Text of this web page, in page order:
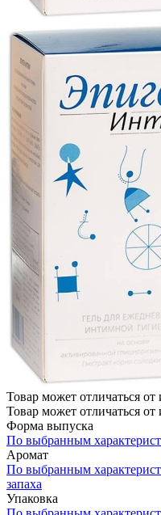
Товар может отличаться от
Товар может отличаться от
Форма выпуска
По выбранным
Аромат
По выбранным
запаха
Упаковка